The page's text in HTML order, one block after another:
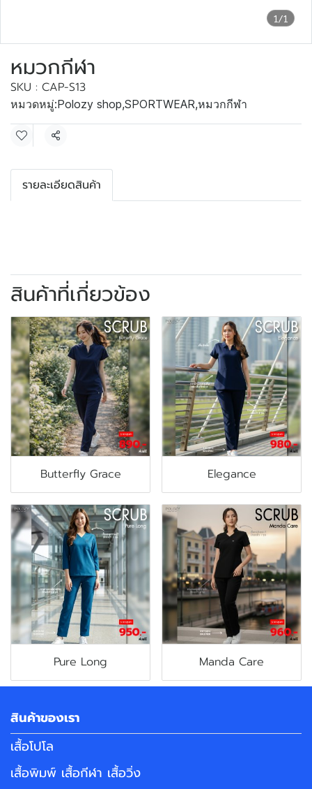
1/1
หมวกกีฬา
SKU : CAP-S13
หมวดหมู่:Polozy shop,SPORTWEAR,หมวกกีฬา
แชร์
รายละเอียดสินค้า
สินค้าที่เกี่ยวข้อง
Butterfly Grace Elegance
Pure Long Manda Care
สินค้าของเรา
เสื้อโปโล
เสื้อพิมพ์ เสื้อกีฬา เสื้อวิ่ง